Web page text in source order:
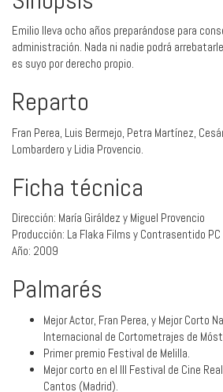
Emilio lleva ocho años preparándose para
administración. Nada ni nadie podrá
es suyo por derecho propio.
Reparto
Fran Perea, Luis Bermejo, Petra Martínez,
Lombardero y Lidia Provencio.
Ficha técnica
Dirección: María Giráldez y Miguel Provencio
Producción: La Flaka Films y Contrasentido PC
Año: 2009
Palmarés
Mejor Actor, Fran Perea, y Mejor Corto
Internacional de Cortometrajes de
Primer premio Festival de Melilla.
Mejor corto en el III Festival de Cine
Cantos (Madrid).